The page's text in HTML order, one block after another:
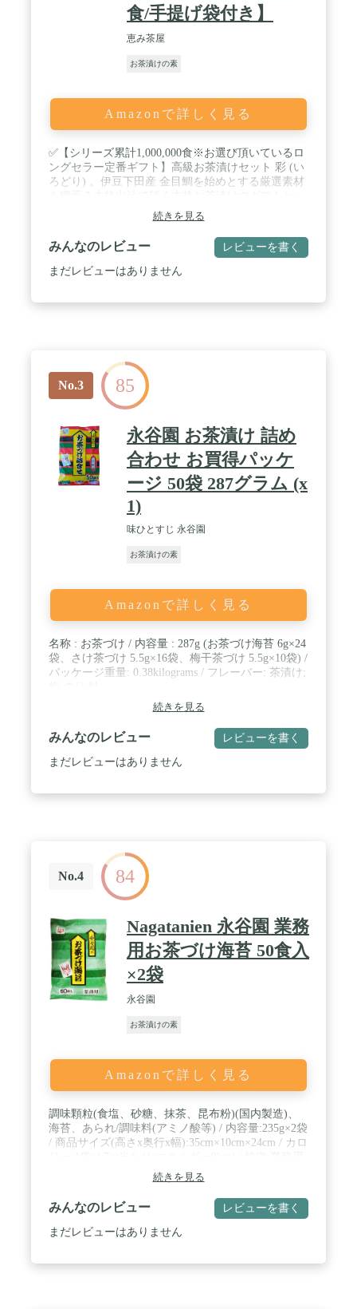
食/手提げ袋付き】
恵み茶屋
お茶漬けの素
Amazonで詳しく見る
✅【シリーズ累計1,000,000食※お選び頂いているロ
ングセラー定番ギフト】高級お茶漬けセット 彩 (い
ろどり) 。伊豆下田産 金目鯛を始めとする厳選素材
トです。(金目鯛、銀鮭、紀州南高梅、帆立 各１食
４食セット)※2025年5月11日現在 / ✅ささやかだけ
ど、ありがとうを贈りたい…そんな気持ちに応える
シンプルな化粧箱にてお届けします。 / ✅４種の厳
選された国産だし素材が織りなす旨味の掛け算。厳
150ccを注いで下さい。(お好みに応じてご飯やお湯
の量を調整して下さい。) / ⚠️手提げ袋について⚠️透
明フィルムの中に同梱してお届け致します。 / ⚠️ギ
る場合は「🎁ギフトの設定」にチェックを入れ、次
の画面で差出人名をご入力下さい。配送伝票にご依
頼主様のお名前が記載されます。
続きを見る
みんなのレビュー レビューを書く
まだレビューはありません
No.3 85
永谷園 お茶漬け 詰め
合わせ お買得パッケ
ージ 50袋 287グラム (x
1)
味ひとすじ 永谷園
お茶漬けの素
Amazonで詳しく見る
名称 : お茶づけ / 内容量 : 287g (お茶づけ海苔 6g×24
袋、さけ茶づけ 5.5g×16袋、梅干茶づけ 5.5g×10袋) /
パッケージ重量: 0.38kilograms / フレーバー: 茶漬け;
続きを見る
みんなのレビュー レビューを書く
まだレビューはありません
No.4 84
Nagatanien 永谷園 業務
用お茶づけ海苔 50食入
×2袋
永谷園
お茶漬けの素
Amazonで詳しく見る
調味顆粒(食塩、砂糖、抹茶、昆布粉)(国内製造)、
海苔、あられ/調味料(アミノ酸等) / 内容量:235g×2袋
/ 商品サイズ(高さx奥行x幅):35cm×10cm×24cm / カロ
/ お湯を注ぐだけで、味わい深いお茶づけが簡単に
続きを見る
みんなのレビュー レビューを書く
まだレビューはありません